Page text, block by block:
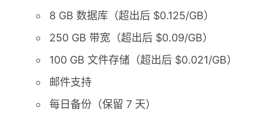
8 GB 数据库（超出后 $0.125/GB）
250 GB 带宽（超出后 $0.09/GB）
100 GB 文件存储（超出后 $0.021/GB）
邮件支持
每日备份（保留 7 天）